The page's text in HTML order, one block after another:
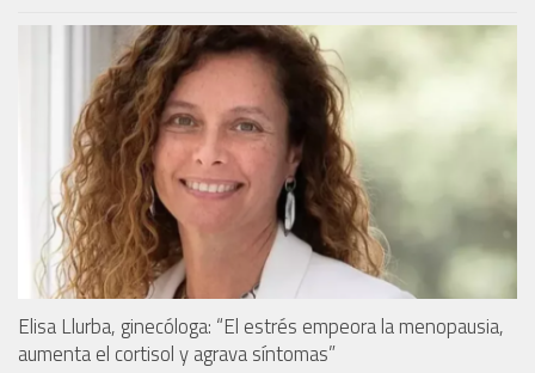
Elisa Llurba, ginecóloga: “El estrés empeora la menopausia,
aumenta el cortisol y agrava síntomas”